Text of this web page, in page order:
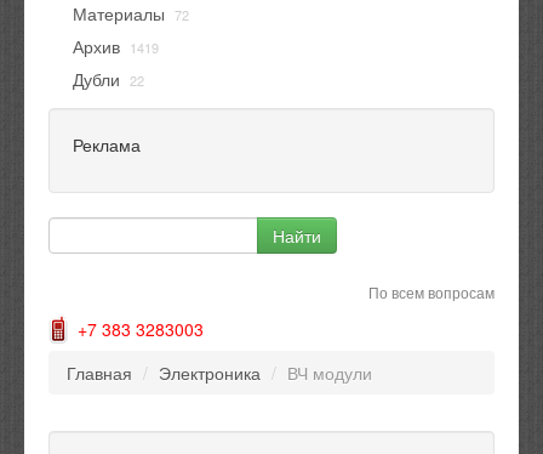
Материалы 72
Архив 1419
Дубли 22
Реклама
По всем вопросам
+7 383 3283003
Главная / Электроника / ВЧ модули